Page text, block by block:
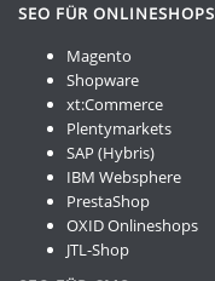
SEO FÜR ONLINESHOPS
Magento
Shopware
xt:Commerce
Plentymarkets
SAP (Hybris)
IBM Websphere
PrestaShop
OXID Onlineshops
JTL-Shop